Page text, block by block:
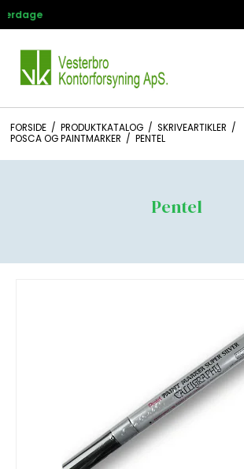
FORSIDE / PRODUKTKATALOG / SKRIVEARTIKLER /
POSCA OG PAINTMARKER / PENTEL
Pentel